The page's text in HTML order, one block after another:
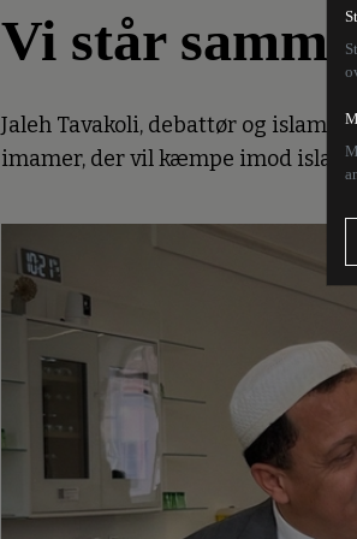
Vi står
Jaleh Tavakoli, debattør og
imamer, der vil kæmpe imod